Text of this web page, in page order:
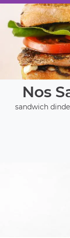
Nos
sandwich